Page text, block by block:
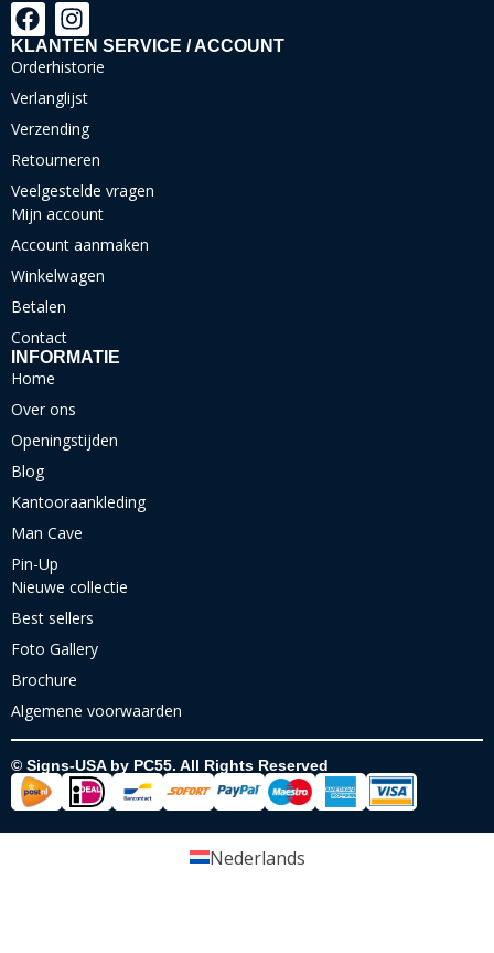
KLANTEN SERVICE / ACCOUNT
Orderhistorie
Verlanglijst
Verzending
Retourneren
Veelgestelde vragen
Mijn account
Account aanmaken
Winkelwagen
Betalen
Contact
INFORMATIE
Home
Over ons
Openingstijden
Blog
Kantooraankleding
Man Cave
Pin-Up
Nieuwe collectie
Best sellers
Foto Gallery
Brochure
Algemene voorwaarden
© Signs-USA by PC55. All Rights Reserved
Nederlands